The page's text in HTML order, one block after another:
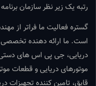
رتبه یک زیر نظر سازمان
گستره فعالیت ما فراتر از
است. ما ارائه دهنده تخصصی
دریایی، جی پی اس های
موتورهای دریایی و قطعات
قایق، تامین کننده تجهیزات